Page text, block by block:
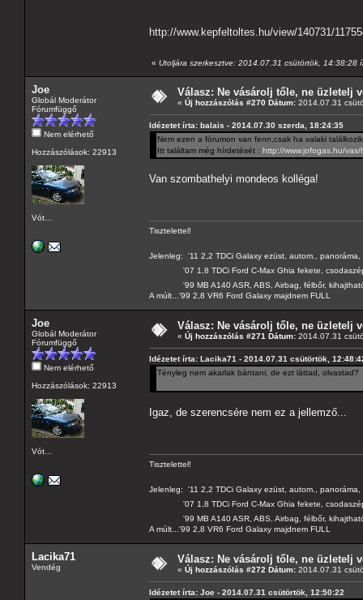
http://www.kepfeltoltes.hu/view/140731/
« Utoljára szerkesztve: 2014.07.31 csütörtök, 14:38:28
Joe
Globál Moderátor
Fórumfüggő
Nem elérhető
Hozzászólások: 22913
Vót...
Válasz: Ne vásárolj tőle, ne üzletelj
« Új hozzászólás #270 Dátum: 2014.07.31
Idézetet írta: balais - 2014.07.30 szerda, 18:24:35
Nem ezen a fórumon van fenn,csak ha valaki
Itt találtam még hírdetését : http://www.jofogas.hu/
Van szombathelyi mondeos kolléga!
Tisztelettel!
Jelenleg: '11 2,2 TDCi Galaxy ezüst, autom.,
'07 1,8 TDCi Ford C-Max Ghia fekete,
'99 MB A140 ASR, ABS, Airbag, félbőr, kihajtható
A múlt...'99 2,8 VR6 Ford Galaxy majdnem FULL
Joe
Globál Moderátor
Fórumfüggő
Nem elérhető
Hozzászólások: 22913
Vót...
Válasz: Ne vásárolj tőle, ne üzletelj
« Új hozzászólás #271 Dátum: 2014.07.31
Idézetet írta: Lacika71 - 2014.07.31 csütörtök,
Tényleg nem akarlak bántani, de ezt láttad, olvastad?
Igaz, de szerencsére nem ez a jellemző...
Tisztelettel!
Jelenleg: '11 2,2 TDCi Galaxy ezüst, autom.,
'07 1,8 TDCi Ford C-Max Ghia fekete,
'99 MB A140 ASR, ABS, Airbag, félbőr, kihajtható
A múlt...'99 2,8 VR6 Ford Galaxy majdnem FULL
Lacika71
Vendég
Válasz: Ne vásárolj tőle, ne üzletelj
« Új hozzászólás #272 Dátum: 2014.07.31
Idézetet írta: Joe - 2014.07.31 csütörtök, 12:50:22